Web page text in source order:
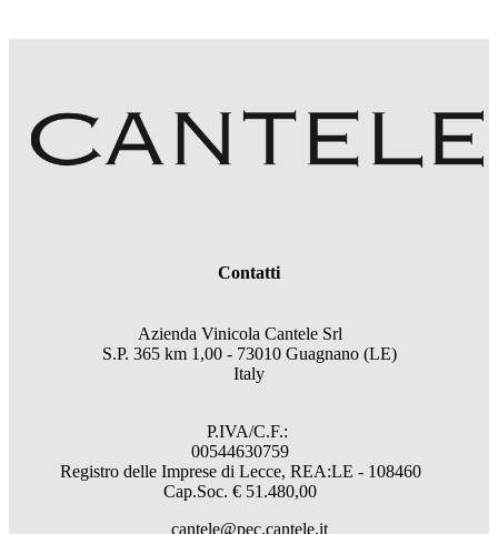
Contatti
Azienda Vinicola Cantele Srl
S.P. 365 km 1,00 - 73010 Guagnano (LE)
Italy
P.IVA/C.F.:
00544630759
Registro delle Imprese di Lecce, REA:LE - 108460
Cap.Soc. € 51.480,00
cantele@pec.cantele.it